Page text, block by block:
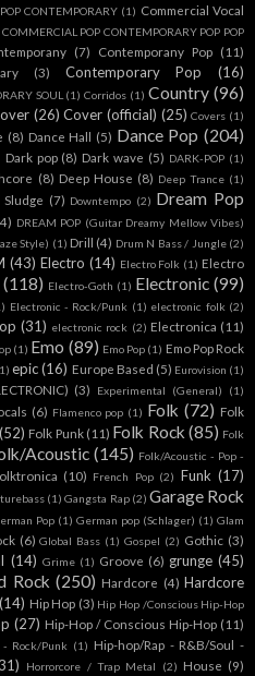
CONTEMPORARY (1) Commercial Vocal
POP CONTEMPORARY POP POP
(7) Contemporany Pop (11)
(3) Contemporary Pop
(16)
SOUL (1) Corridos (1) Country (96)
(26) Cover (official) (25) Covers (1)
(8) Dance Hall (5) Dance Pop (204)
Dark pop (8) Dark wave (5) DARK-POP (1)
(8) Deep House (8) Deep Trance (1)
(7) Downtempo (2) Dream Pop
DREAM POP (Guitar Dreamy Mellow Vibes)
Style) (1) Drill (4) Drum N Bass / Jungle (2)
(43) Electro (14) Electro Folk (1) Electro
(118) Electro-Goth (1) Electronic (99)
Electronic - Rock/Punk (1) electronic folk (2)
(31) electronic rock (2) Electronica (11)
(1) Emo (89) Emo Pop (1) Emo Pop Rock
epic (16) Europe Based (5) Eurovision (1)
(3) Experimental (General) (1)
(6) Flamenco pop (1) Folk (72) Folk
(52) Folk Punk (11) Folk Rock (85) Folk
Acoustic (145) Folk/Acoustic - Pop -
(10) French Pop (2) Funk (17)
(1) Gangsta Rap (2) Garage Rock
Pop (1) German pop (Schlager) (1) Glam
(6) Global Bass (1) Gospel (2) Gothic (3)
(14) Grime (1) Groove (6) grunge (45)
Rock (250) Hardcore (4) Hardcore
(14) Hip Hop (3) Hip Hop /Conscious Hip-Hop
(27) Hip-Hop / Conscious Hip-Hop (11)
Rock/Punk (1) Hip-hop/Rap - R&B/Soul -
Horrorcore / Trap Metal (2) House (9)